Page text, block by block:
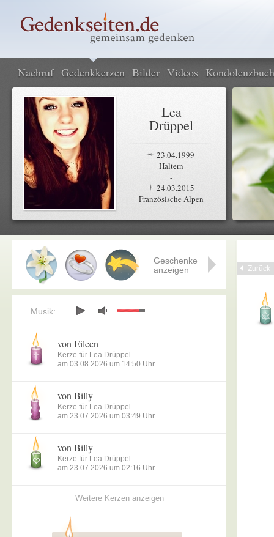
Nachruf Gedenkkerzen Bilder Videos Kondolenzbuch
Lea
Drüppel
23.04.1999
Haltern
-
24.03.2015
Französische Alpen
Zurück
Geschenke
anzeigen
Musik:
von Eileen
Kerze für Lea Drüppel
am 03.08.2026 um 14:50 Uhr
von Billy
Kerze für Lea Drüppel
am 23.07.2026 um 03:49 Uhr
von Billy
Kerze für Lea Drüppel
am 23.07.2026 um 02:16 Uhr
Weitere Kerzen anzeigen